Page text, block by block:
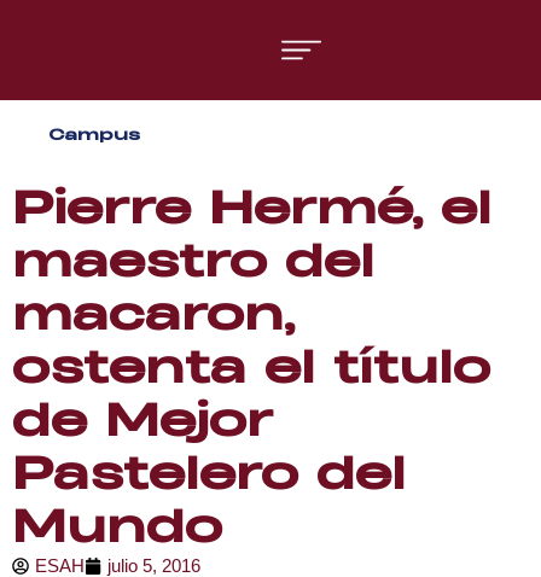
Campus
Pierre Hermé, el
maestro del
macaron,
ostenta el título
de Mejor
Pastelero del
Mundo
ESAH julio 5, 2016